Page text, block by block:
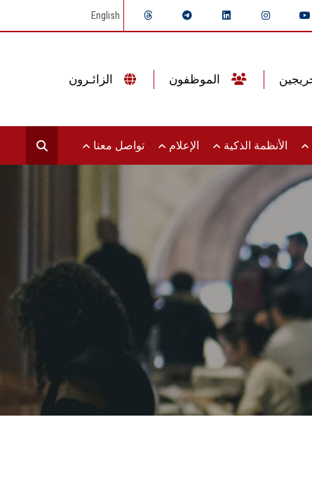
English
الأنظمة الذكية الإعلام تواصل معنا